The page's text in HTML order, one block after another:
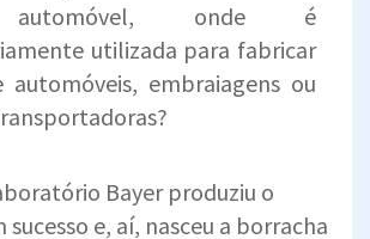
onde é
utilizada para fabricar
automóveis, embraiagens ou
Bayer produziu o
e, aí, nasceu a borracha